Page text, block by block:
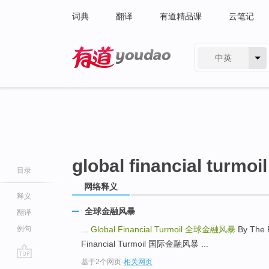
词典 翻译 有道精品课 云笔记
中英
目录
释义
翻译
例句
global financial turmoil
网络释义
全球金融风暴
Global Financial Turmoil 全球金融风暴 By The
Financial Turmoil 国际金融风暴 ...
基于2个网页-相关网页